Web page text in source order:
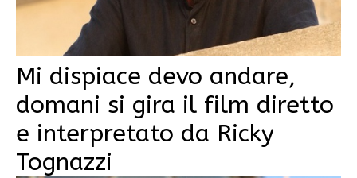
Mi dispiace devo andare,
domani si gira il film diretto
e interpretato da Ricky
Tognazzi